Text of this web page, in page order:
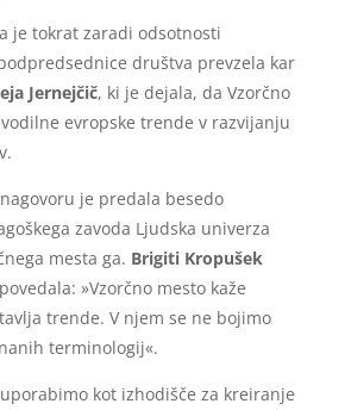
je tokrat zaradi odsotnosti
društva prevzela kar
Jernejčič, ki je dejala, da Vzorčno
evropske trende v razvijanju
je predala besedo
zavoda Ljudska univerza
mesta ga. Brigiti Kropušek
»Vzorčno mesto kaže
trende. V njem se ne bojimo
terminologij«.
kot izhodišče za kreiranje